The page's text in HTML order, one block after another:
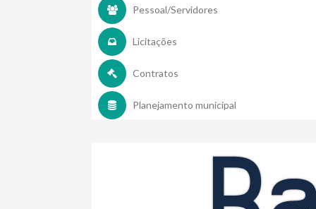
Pessoal/Servidores
Licitações
Contratos
Planejamento municipal